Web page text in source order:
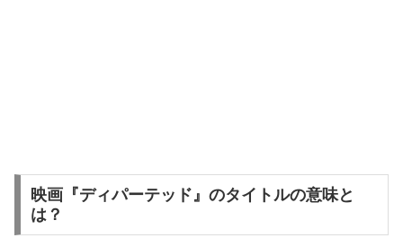
映画『ディパーテッド』のタイトルの意味と
は？